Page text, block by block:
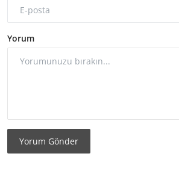
Yorum
Yorum Gönder